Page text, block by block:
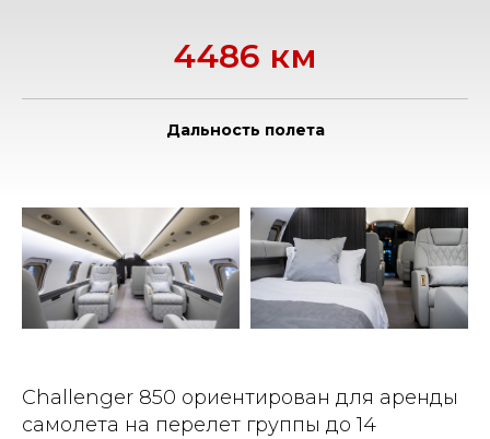
4486 км
Дальность полета
Challenger 850 ориентирован для аренды
самолета на перелет группы до 14